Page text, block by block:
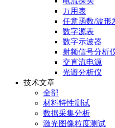
万用表
任意函数/波形
数字源表
数字示波器
射频信号分析
交直流电源
光谱分析仪
技术文章
全部
材料特性测试
数据采集分析
激光图像粒度测试